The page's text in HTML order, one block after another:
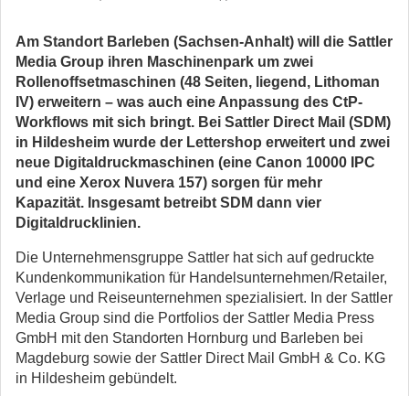
Am Standort Barleben (Sachsen-Anhalt) will die Sattler
Media Group ihren Maschinenpark um zwei
Rollenoffsetmaschinen (48 Seiten, liegend, Lithoman
IV) erweitern – was auch eine Anpassung des CtP-
Workflows mit sich bringt. Bei Sattler Direct Mail (SDM)
in Hildesheim wurde der Lettershop erweitert und zwei
neue Digitaldruckmaschinen (eine Canon 10000 IPC
und eine Xerox Nuvera 157) sorgen für mehr
Kapazität. Insgesamt betreibt SDM dann vier
Digitaldrucklinien.
Die Unternehmensgruppe Sattler hat sich auf gedruckte
Kundenkommunikation für Handelsunternehmen/Retailer,
Verlage und Reiseunternehmen spezialisiert. In der Sattler
Media Group sind die Portfolios der Sattler Media Press
GmbH mit den Standorten Hornburg und Barleben bei
Magdeburg sowie der Sattler Direct Mail GmbH & Co. KG
in Hildesheim gebündelt.